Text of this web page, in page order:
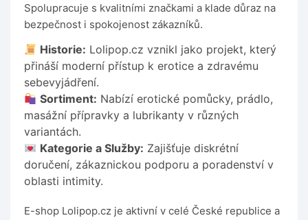
Spolupracuje s kvalitními značkami a klade důraz na
bezpečnost i spokojenost zákazníků.
Historie: Lolipop.cz vznikl jako projekt, který
přináší moderní přístup k erotice a zdravému
sebevyjádření.
Sortiment: Nabízí erotické pomůcky, prádlo,
masážní přípravky a lubrikanty v různých
variantách.
Kategorie a Služby: Zajišťuje diskrétní
doručení, zákaznickou podporu a poradenství v
oblasti intimity.
E-shop Lolipop.cz je aktivní v celé České republice a